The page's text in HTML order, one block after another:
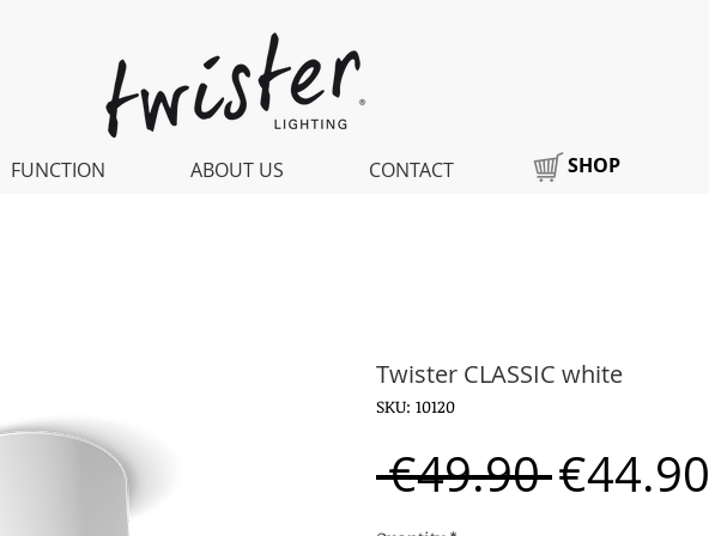
FUNCTION ABOUT US CONTACT SHOP
Twister CLASSIC white
SKU: 10120
€49.90 Regular
€44.90